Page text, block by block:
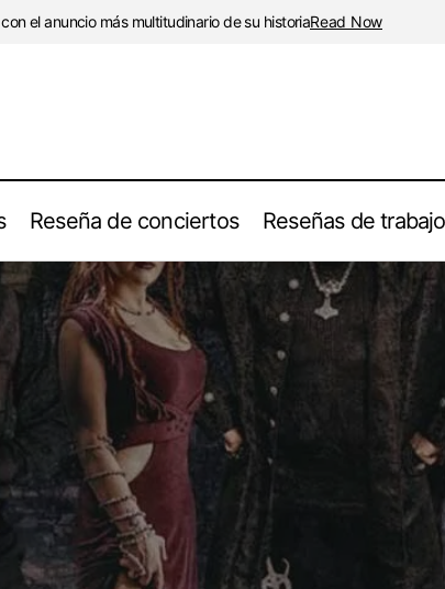
el anuncio más multitudinario de su historiaRead Now
Reseña de conciertos Reseñas de
por la Carrera de Therion
"Black Metal",
Magius sobre
quema de iglesias